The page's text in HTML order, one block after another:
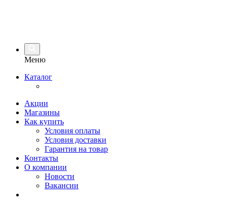
Меню
Каталог
Акции
Магазины
Как купить
Условия оплаты
Условия доставки
Гарантия на товар
Контакты
О компании
Новости
Вакансии